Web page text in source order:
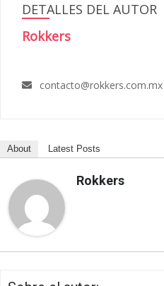
DETALLES DEL AUTOR
Rokkers
contacto@rokkers.com.mx
About Latest Posts
Rokkers